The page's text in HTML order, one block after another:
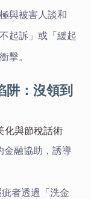
與被害人談和
起訴」或「緩起
擊。
阱：沒領到
化與節稅話術
金融協助，誘導
者透過「洗金